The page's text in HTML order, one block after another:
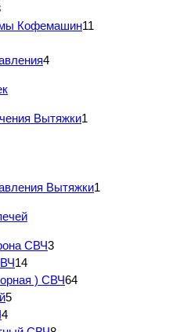
Кофемашин11
4
Вытяжки1
Вытяжки1
СВЧ3
14
) СВЧ64
5
4